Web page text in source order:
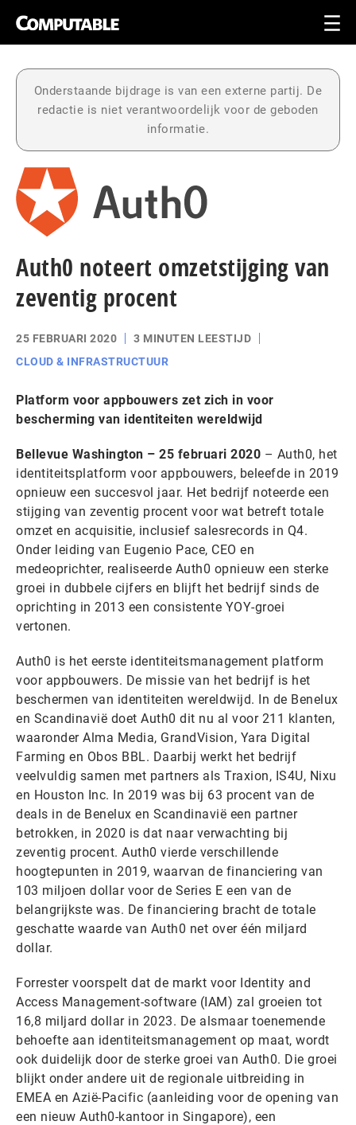
Onderstaande bijdrage is van een externe partij. De
redactie is niet verantwoordelijk voor de geboden
informatie.
Auth0 noteert omzetstijging van
zeventig procent
25 FEBRUARI 2020
3 MINUTEN LEESTIJD
CLOUD & INFRASTRUCTUUR
Platform voor appbouwers zet zich in voor
bescherming van identiteiten wereldwijd
Bellevue Washington – 25 februari 2020 – Auth0, het
identiteitsplatform voor appbouwers, beleefde in 2019
opnieuw een succesvol jaar. Het bedrijf noteerde een
stijging van zeventig procent voor wat betreft totale
omzet en acquisitie, inclusief salesrecords in Q4.
Onder leiding van Eugenio Pace, CEO en
medeoprichter, realiseerde Auth0 opnieuw een sterke
groei in dubbele cijfers en blijft het bedrijf sinds de
oprichting in 2013 een consistente YOY-groei
vertonen.
Auth0 is het eerste identiteitsmanagement platform
voor appbouwers. De missie van het bedrijf is het
beschermen van identiteiten wereldwijd. In de Benelux
en Scandinavië doet Auth0 dit nu al voor 211 klanten,
waaronder Alma Media, GrandVision, Yara Digital
Farming en Obos BBL. Daarbij werkt het bedrijf
veelvuldig samen met partners als Traxion, IS4U, Nixu
en Houston Inc. In 2019 was bij 63 procent van de
deals in de Benelux en Scandinavië een partner
betrokken, in 2020 is dat naar verwachting bij
zeventig procent. Auth0 vierde verschillende
hoogtepunten in 2019, waarvan de financiering van
103 miljoen dollar voor de Series E een van de
belangrijkste was. De financiering bracht de totale
geschatte waarde van Auth0 net over één miljard
dollar.
Forrester voorspelt dat de markt voor Identity and
Access Management-software (IAM) zal groeien tot
16,8 miljard dollar in 2023. De alsmaar toenemende
behoefte aan identiteitsmanagement op maat, wordt
ook duidelijk door de sterke groei van Auth0. Die groei
blijkt onder andere uit de regionale uitbreiding in
EMEA en Azië-Pacific (aanleiding voor de opening van
een nieuw Auth0-kantoor in Singapore), een